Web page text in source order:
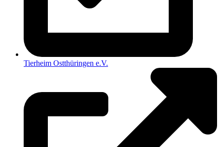
Tierheim Ostthüringen e.V.